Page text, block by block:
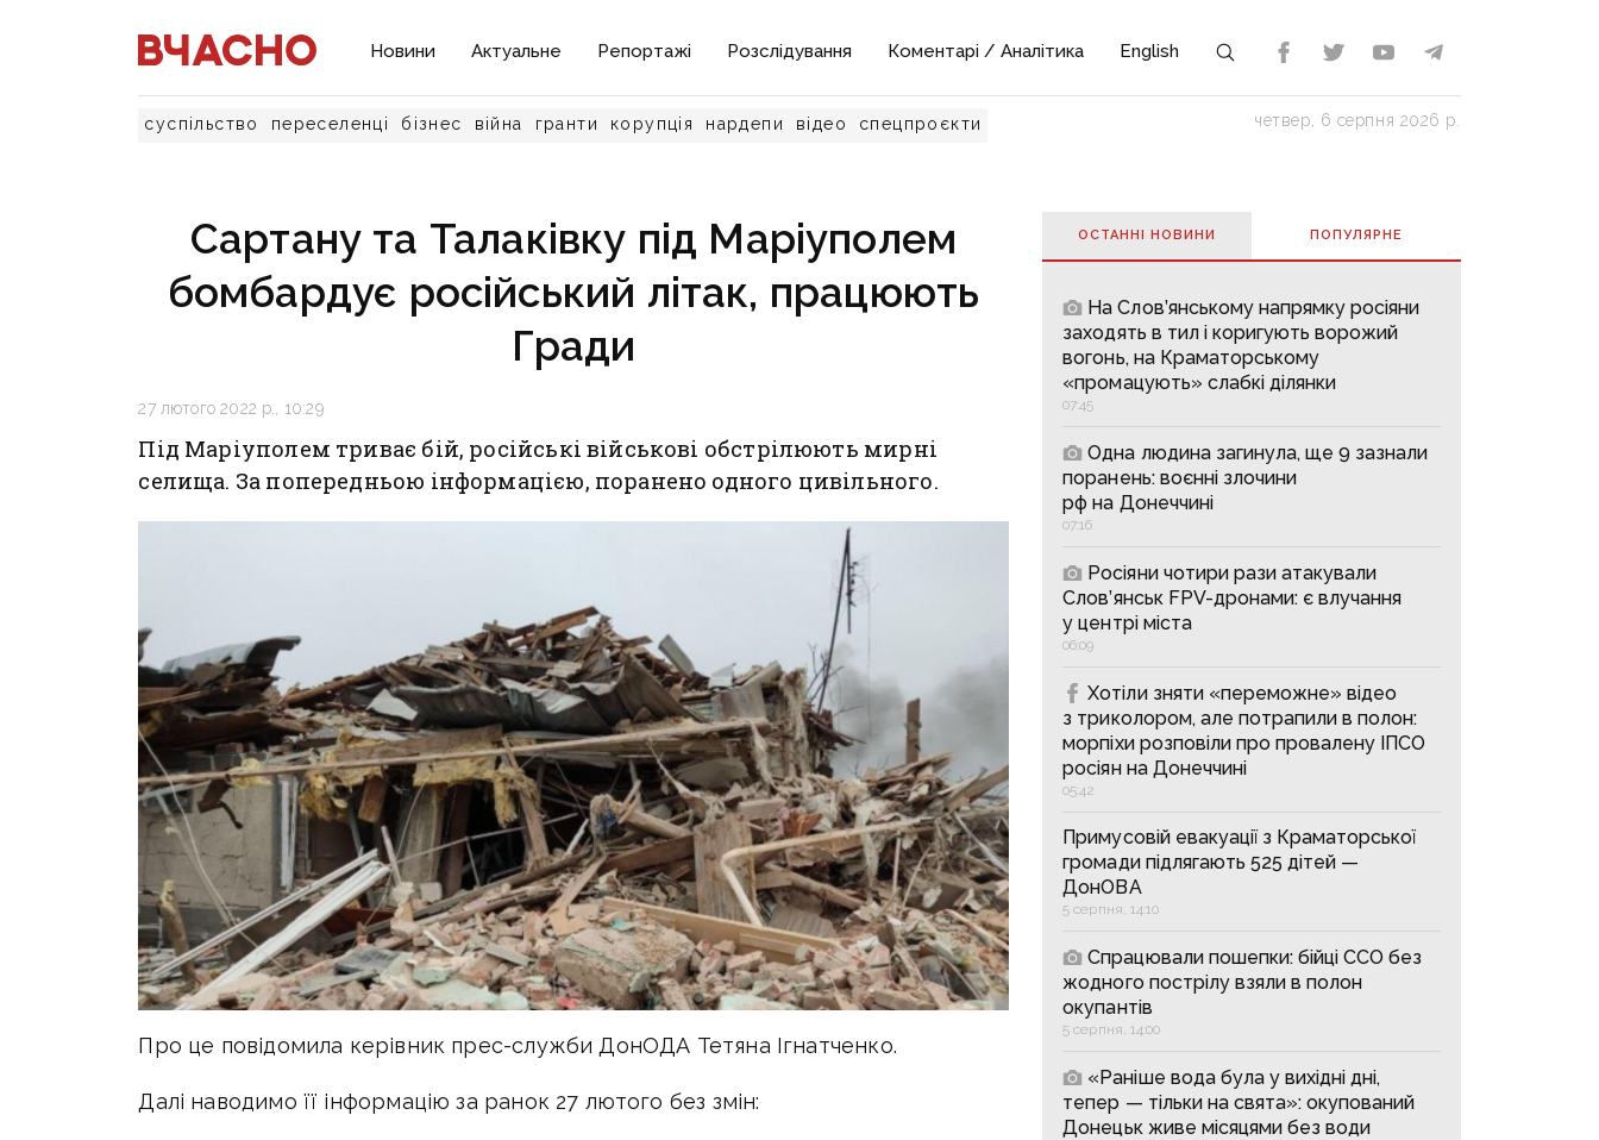
Новини Актуальне Репортажі Розслідування Коментарі / Аналітика English
суспільство переселенці бізнес війна гранти корупція нардепи відео спецпроєкти четвер, 6 серпня 2026 р.
Сартану та Талаківку під Маріуполем
бомбардує російський літак, працюють
Гради
27 лютого 2022 р., 10:29
Під Маріуполем триває бій, російські військові обстрілюють мирні
селища. За попередньою інформацією, поранено одного цивільного.
Про це повідомила керівник прес-служби ДонОДА Тетяна Ігнатченко.
Далі наводимо її інформацію за ранок 27 лютого без змін:
ОСТАННІ НОВИНИ ПОПУЛЯРНE
На Слов’янському напрямку росіяни
заходять в тил і коригують ворожий
вогонь, на Краматорському
«промацують» слабкі ділянки
07:45
Одна людина загинула, ще 9 зазнали
поранень: воєнні злочини
рф на Донеччині
07:16
Росіяни чотири рази атакували
Слов’янськ FPV-дронами: є влучання
у центрі міста
06:09
Хотіли зняти «переможне» відео
з триколором, але потрапили в полон:
морпіхи розповіли про провалену ІПСО
росіян на Донеччині
05:42
Примусовій евакуації з Краматорської
громади підлягають 525 дітей —
ДонОВА
5 серпня, 14:10
Спрацювали пошепки: бійці ССО без
жодного пострілу взяли в полон
окупантів
5 серпня, 14:00
«Раніше вода була у вихідні дні,
тепер — тільки на свята»: окупований
Донецьк живе місяцями без води